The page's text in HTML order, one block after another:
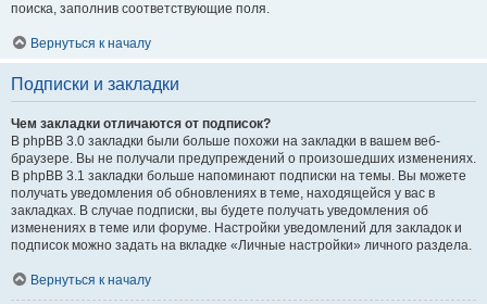
поиска, заполнив соответствующие поля.
Вернуться к началу
Подписки и закладки
Чем закладки отличаются от подписок?
В phpBB 3.0 закладки были больше похожи на закладки в вашем веб-
браузере. Вы не получали предупреждений о произошедших изменениях.
В phpBB 3.1 закладки больше напоминают подписки на темы. Вы можете
получать уведомления об обновлениях в теме, находящейся у вас в
закладках. В случае подписки, вы будете получать уведомления об
изменениях в теме или форуме. Настройки уведомлений для закладок и
подписок можно задать на вкладке «Личные настройки» личного раздела.
Вернуться к началу